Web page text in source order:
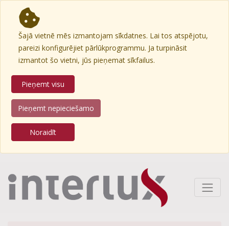
Šajā vietnē mēs izmantojam sīkdatnes. Lai tos atspējotu,
pareizi konfigurējiet pārlūkprogrammu. Ja turpināsit
izmantot šo vietni, jūs pieņemat sīkfailus.
Pieņemt visu
Pieņemt nepieciešamo
Noraidīt